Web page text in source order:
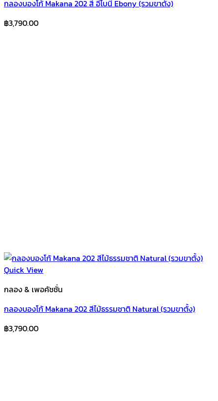
กลองบองโก้ Makana 202 สี อีโบนี่ Ebony (รวมขาตั้ง)
฿3,790.00
Quick View
กลอง & เพอคัชชั่น
กลองบองโก้ Makana 202 สีไม้ธรรมชาติ Natural (รวมขาตั้ง)
฿3,790.00